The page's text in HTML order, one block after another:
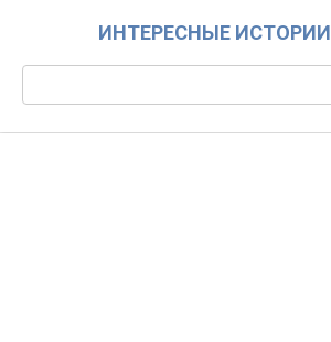
ИНТЕРЕСНЫЕ ИСТОРИИ